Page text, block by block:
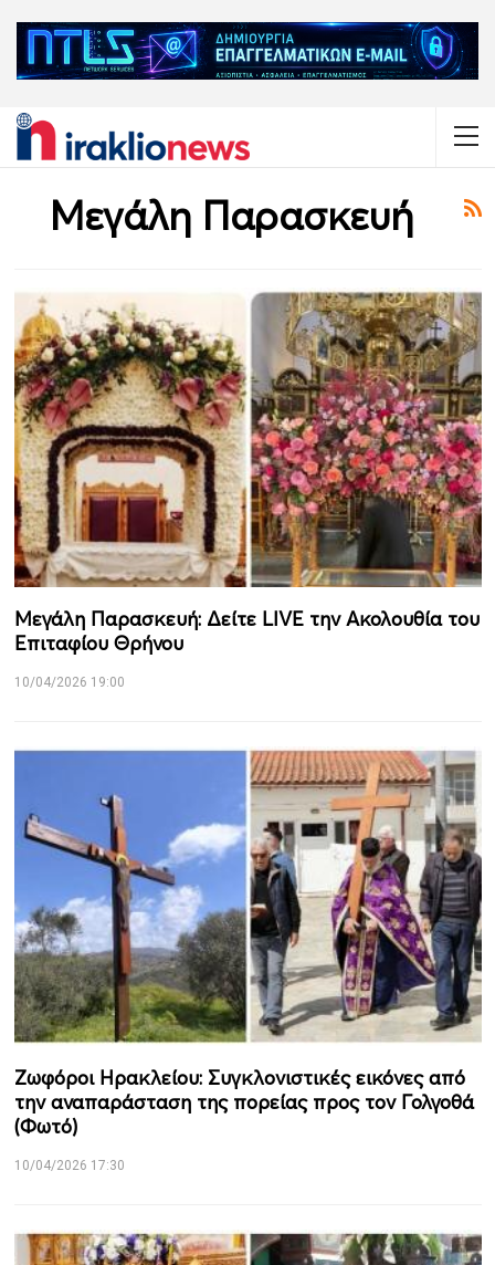
Μεγάλη Παρασκευή
Μεγάλη Παρασκευή: Δείτε LIVE την Ακολουθία του
Επιταφίου Θρήνου
10/04/2026 19:00
Ζωφόροι Ηρακλείου: Συγκλονιστικές εικόνες από
την αναπαράσταση της πορείας προς τον Γολγοθά
(Φωτό)
10/04/2026 17:30